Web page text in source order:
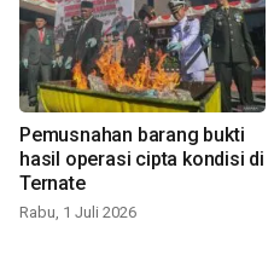
Pemusnahan barang bukti
hasil operasi cipta kondisi di
Ternate
Rabu, 1 Juli 2026